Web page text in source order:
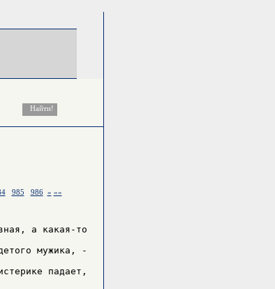
985 986 » »»
а какая-то
мужика, -
падает,